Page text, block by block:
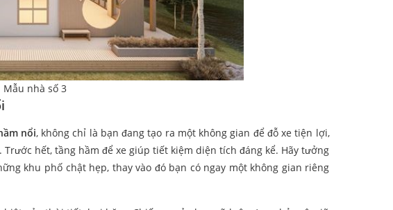
Mẫu nhà số 3
nổi, không chỉ là bạn đang tạo ra một không gian để đỗ xe tiện lợi,
hết, tầng hầm để xe giúp tiết kiệm diện tích đáng kể. Hãy tưởng
khu phố chật hẹp, thay vào đó bạn có ngay một không gian riêng